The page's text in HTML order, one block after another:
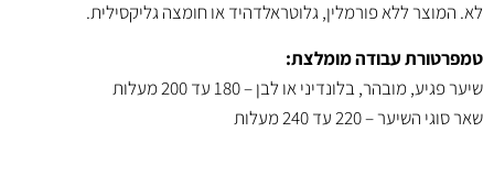
לא. המוצר ללא פורמלין, גלוטראלדהיד או חומצה גליקסילית.
טמפרטורת עבודה מומלצת:
שיער פגיע, מובהר, בלונדיני או לבן – 180 עד 200 מעלות
שאר סוגי השיער – 220 עד 240 מעלות